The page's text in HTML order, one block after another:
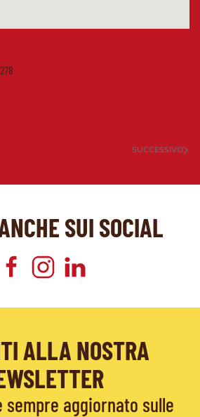
SUCCESSIVO
SUI SOCIAL
ALLA NOSTRA
sempre aggiornato sulle